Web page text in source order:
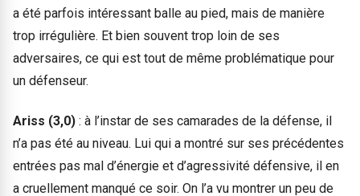
a été parfois intéressant balle au pied, mais de manière
trop irrégulière. Et bien souvent trop loin de ses
adversaires, ce qui est tout de même problématique pour
un défenseur.
Ariss (3,0) : à l’instar de ses camarades de la défense, il
n’a pas été au niveau. Lui qui a montré sur ses précédentes
entrées pas mal d’énergie et d’agressivité défensive, il en
a cruellement manqué ce soir. On l’a vu montrer un peu de